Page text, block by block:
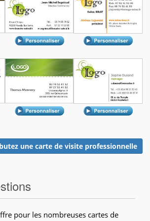
une carte de visite professionnelle
pour les nombreuses cartes de